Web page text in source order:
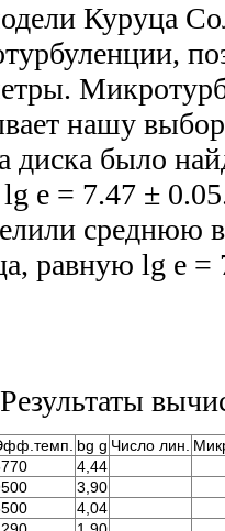
Куруца
нашу
диска было
lg e = 7.47 ±
среднюю
равную lg e =
bg g Число лин.
4,44
3,90
4,04